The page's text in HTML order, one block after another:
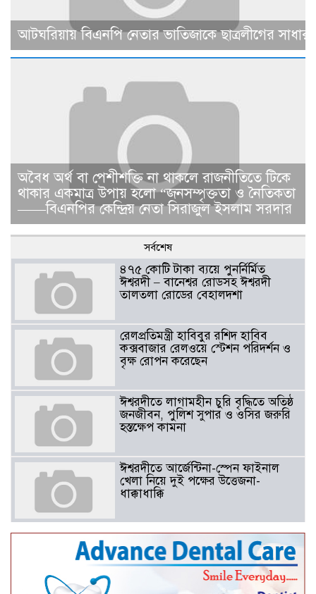
আটঘরিয়ায় বিএনপি নেতার ভাতিজাকে ছাত্রলীগের
​​অবৈধ অর্থ বা পেশীশক্তি না থাকলে রাজনীতিতে টিকে
থাকার একমাত্র উপায় হলো “জনসম্পৃক্ততা ও নৈতিকতা
——বিএনপির কেন্দ্রিয় নেতা সিরাজুল ইসলাম সরদার
সর্বশেষ
৪৭৫ কোটি টাকা ব্যয়ে পুনর্নির্মিত
ঈশ্বরদী – বানেশ্বর রোডসহ ঈশ্বরদী
তালতলা রোডের বেহালদশা
রেলপ্রতিমন্ত্রী হাবিবুর রশিদ হাবিব
কক্সবাজার রেলওয়ে স্টেশন পরিদর্শন ও
বৃক্ষ রোপন করেছেন
ঈশ্বরদীতে লাগামহীন চুরি বৃদ্ধিতে অতিষ্ঠ
জনজীবন, পুলিশ সুপার ও ওসির জরুরি
হস্তক্ষেপ কামনা ​
ঈশ্বরদীতে আর্জেন্টিনা-স্পেন ফাইনাল
খেলা নিয়ে দুই পক্ষের উত্তেজনা-
ধাক্কাধাক্কি
বাংলাদেশসহ বাসযোগ্য পৃথিবী গড়তে
গাছ লাগিয়ে অক্সিজেন ফ্যাক্টরী গড়ে
তোলার বিকল্প নেই——বিএনপির
কেন্দ্রিয় নেতা সাবেক এমপি বীর
মুক্তিযোদ্ধা সিরাজুল ইসলাম সরদার